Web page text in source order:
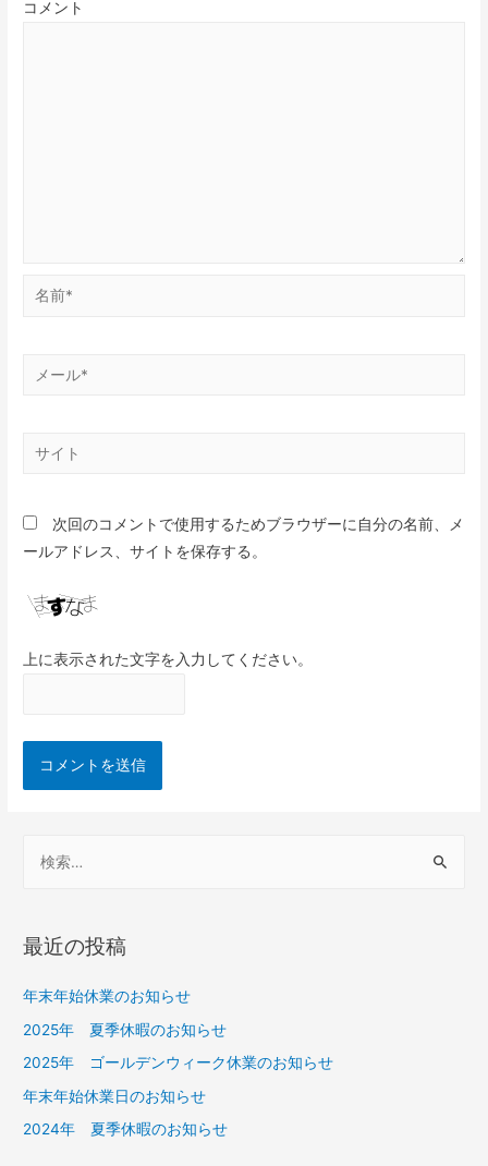
コメント
次回のコメントで使用するためブラウザーに自分の名前、メ
ールアドレス、サイトを保存する。
上に表示された文字を入力してください。
最近の投稿
年末年始休業のお知らせ
2025年 夏季休暇のお知らせ
2025年 ゴールデンウィーク休業のお知らせ
年末年始休業日のお知らせ
2024年 夏季休暇のお知らせ